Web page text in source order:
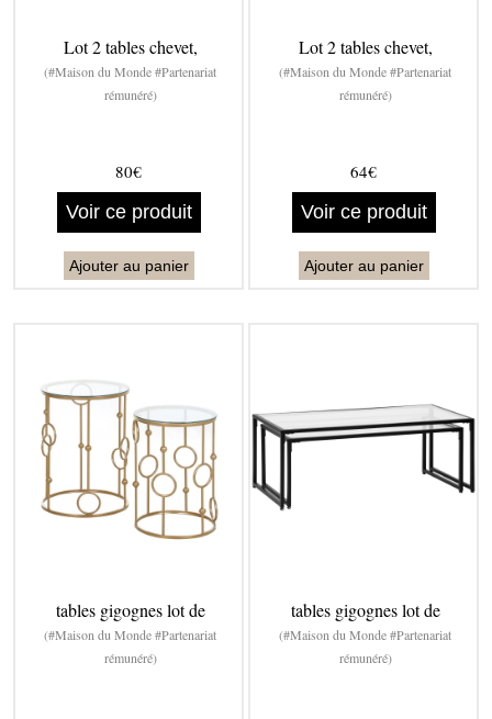
Lot 2 tables chevet,
(#Maison du Monde #Partenariat
rémunéré)
80€
Voir ce produit
Ajouter au panier
Lot 2 tables chevet,
(#Maison du Monde #Partenariat
rémunéré)
64€
Voir ce produit
Ajouter au panier
tables gigognes lot de
(#Maison du Monde #Partenariat
rémunéré)
tables gigognes lot de
(#Maison du Monde #Partenariat
rémunéré)